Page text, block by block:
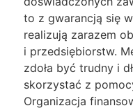
to z gwarancją się
realizują zarazem
i przedsiębiorstw.
zdoła być trudny i
skorzystać z
Organizacja